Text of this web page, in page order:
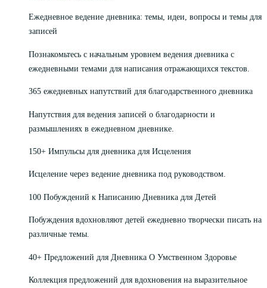
Ежедневное ведение дневника: темы, идеи, вопросы и темы для
записей
Познакомьтесь с начальным уровнем ведения дневника с
ежедневными темами для написания отражающихся текстов.
365 ежедневных напутствий для благодарственного дневника
Напутствия для ведения записей о благодарности и
размышлениях в ежедневном дневнике.
150+ Импульсы для дневника для Исцеления
Исцеление через ведение дневника под руководством.
100 Побуждений к Написанию Дневника для Детей
Побуждения вдохновляют детей ежедневно творчески писать на
различные темы.
40+ Предложений для Дневника О Умственном Здоровье
Коллекция предложений для вдохновения на выразительное